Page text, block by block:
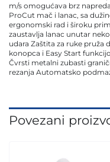
m/s omogućava brz
ProCut mač i lanac, sa
ergonomski rad i široku
zaustavlja lanac unutar
udara Zaštita za ruke pruža
konopca i Easy Start
Čvrsti metalni zubasti
rezanja Automatsko
Povezani